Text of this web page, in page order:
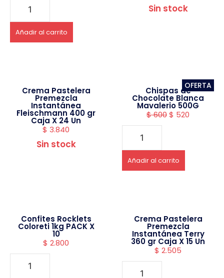
Añadir al carrito
Sin stock
Crema Pastelera
Premezcla
Instantánea
Fleischmann 400 gr
Caja X 24 Un
$ 3.840
Sin stock
OFERTA
Chispas de
Chocolate Blanca
Mavalerio 500G
$600$ 520
Añadir al carrito
Confites Rocklets
Coloreti 1kg PACK X
10
$ 2.800
Crema Pastelera
Premezcla
Instantánea Terry
360 gr Caja X 15 Un
$ 2.505